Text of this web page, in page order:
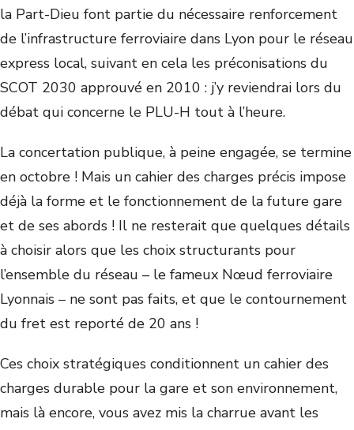
la Part-Dieu font partie du nécessaire renforcement
de l’infrastructure ferroviaire dans Lyon pour le réseau
express local, suivant en cela les préconisations du
SCOT 2030 approuvé en 2010 : j’y reviendrai lors du
débat qui concerne le PLU-H tout à l’heure.
La concertation publique, à peine engagée, se termine
en octobre ! Mais un cahier des charges précis impose
déjà la forme et le fonctionnement de la future gare
et de ses abords ! Il ne resterait que quelques détails
à choisir alors que les choix structurants pour
l’ensemble du réseau – le fameux Nœud ferroviaire
Lyonnais – ne sont pas faits, et que le contournement
du fret est reporté de 20 ans !
Ces choix stratégiques conditionnent un cahier des
charges durable pour la gare et son environnement,
mais là encore, vous avez mis la charrue avant les